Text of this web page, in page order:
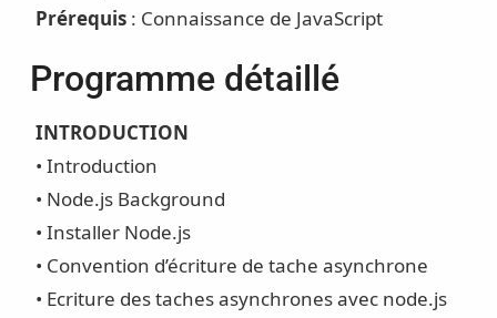
Prérequis: Connaissance de JavaScript
Programme détaillé
INTRODUCTION
• Introduction
• Node.js Background
• Installer Node.js
• Convention d’écriture de tache asynchrone
• Ecriture des taches asynchrones avec node.js